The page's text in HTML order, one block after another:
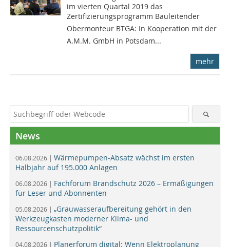
im vierten Quartal 2019 das
Zertifizierungsprogramm Bauleitender
Obermonteur BTGA: In Kooperation mit der
A.M.M. GmbH in Potsdam...
mehr
News
06.08.2026 | Wärmepumpen-Absatz wächst im ersten
Halbjahr auf 195.000 Anlagen
06.08.2026 | Fachforum Brandschutz 2026 – Ermäßigungen
für Leser und Abonnenten
05.08.2026 | „Grauwasseraufbereitung gehört in den
Werkzeugkasten moderner Klima- und
Ressourcenschutzpolitik“
04.08.2026 | Planerforum digital: Wenn Elektroplanung